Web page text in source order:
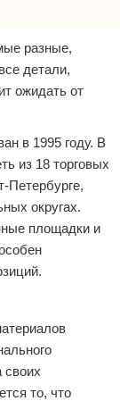
разные,
детали,
ожидать от
в 1995 году. В
из 18 торговых
Петербурге,
округах.
площадки и
своих
то, что